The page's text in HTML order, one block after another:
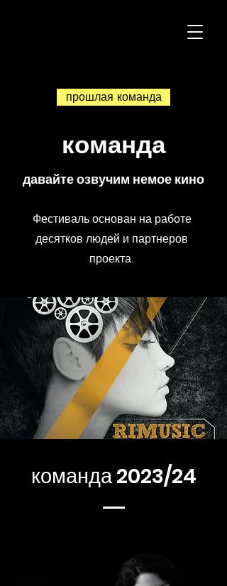
прошлая команда
команда
давайте озвучим немое кино
Фестиваль основан на работе
десятков людей и партнеров
проекта.
команда 2023/24